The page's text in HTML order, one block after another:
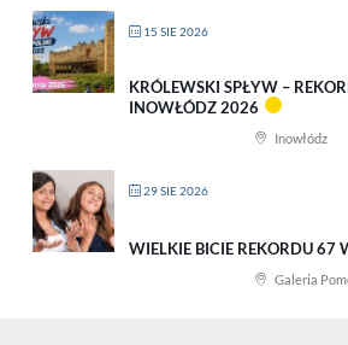
15 SIE 2026
KRÓLEWSKI SPŁYW –
INOWŁÓDZ 2026
Inowłódz
29 SIE 2026
WIELKIE BICIE REKORDU 67
Galeria